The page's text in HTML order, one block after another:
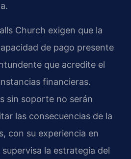
Church exigen que la
de pago presente
que acredite el
financieras.
sin soporte no serán
las consecuencias de la
con su experiencia en
la estrategia del